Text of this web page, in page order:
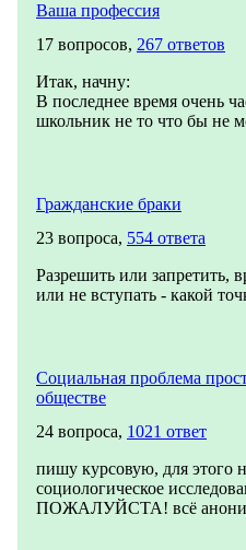
Ваша профессия
17 вопросов, 267 ответов
Итак, начну:
В последнее время очень
школьник не то что бы не
Гражданские браки
23 вопроса, 554 ответа
Разрешить или запретить,
или не вступать - какой
Социальная проблема
обществе
24 вопроса, 1021 ответ
пишу курсовую, для этого
социологическое
ПОЖАЛУЙСТА! всё